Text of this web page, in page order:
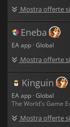
garantiscono
Mostra offerte
Eneba
EA app · Global
Mostra offerte
Kinguin
EA app · Global
The World's Game
Mostra offerte